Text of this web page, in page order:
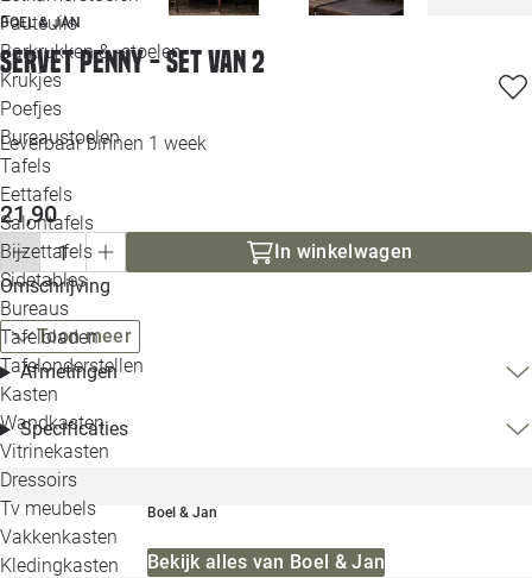
Fauteuils
Barkrukken & -stoelen
Krukjes
Poefjes
Bureaustoelen
Tafels
Eettafels
Salontafels
Bijzettafels
Sidetables
Bureaus
Tafelbladen
Tafelonderstellen
Kasten
Wandkasten
Vitrinekasten
Dressoirs
Tv meubels
Vakkenkasten
Kledingkasten
BOEL & JAN
Servet Penny - set van 2
Leverbaar binnen 1 week
21,90
In winkelwagen
Omschrijving
Toon meer
Afmetingen
Specificaties
Boel & Jan
Bekijk alles van Boel & Jan